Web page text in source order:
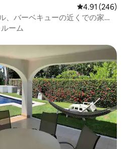
レビュー246
4.91 (246)
、バーベキューの近くでの家族
ーム
す。